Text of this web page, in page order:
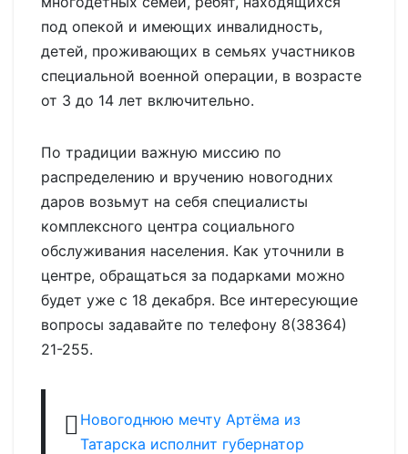
под опекой и имеющих инвалидность,
детей, проживающих в семьях участников
специальной военной операции, в возрасте
от 3 до 14 лет включительно.
По традиции важную миссию по
распределению и вручению новогодних
даров возьмут на себя специалисты
комплексного центра социального
обслуживания населения. Как уточнили в
центре, обращаться за подарками можно
будет уже с 18 декабря. Все интересующие
вопросы задавайте по телефону 8(38364)
21-255.
Новогоднюю мечту Артёма из
Татарска исполнит губернатор